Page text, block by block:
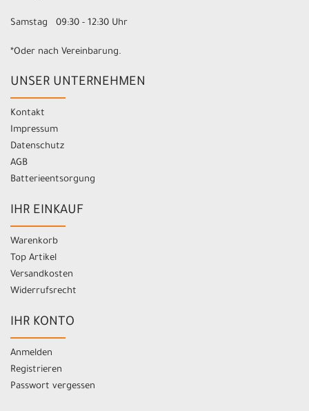
Samstag 09:30 - 12:30 Uhr
*Oder nach Vereinbarung.
UNSER UNTERNEHMEN
Kontakt
Impressum
Datenschutz
AGB
Batterieentsorgung
IHR EINKAUF
Warenkorb
Top Artikel
Versandkosten
Widerrufsrecht
IHR KONTO
Anmelden
Registrieren
Passwort vergessen